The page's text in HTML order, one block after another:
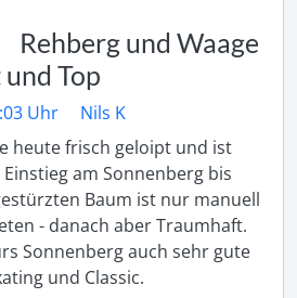
Rehberg und Waage
Top
Uhr
Nils K
heute frisch geloipt und ist
am Sonnenberg bis
Baum ist nur manuell
- danach aber Traumhaft.
Sonnenberg auch sehr gute
und Classic.